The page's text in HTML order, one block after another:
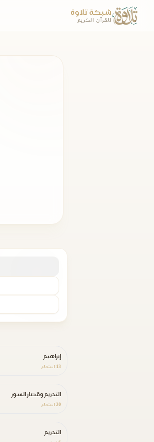
شبكة تلاوة
للقرآن الكريم
إبراهيم
13 استماع
التحريم وقصار السور
20 استماع
التحريم